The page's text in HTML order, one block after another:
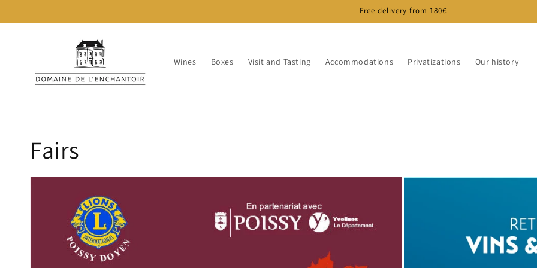
Free delivery from 180€
Wines Boxes Visit and Tasting Accommodations Privatizations Our history
Fairs